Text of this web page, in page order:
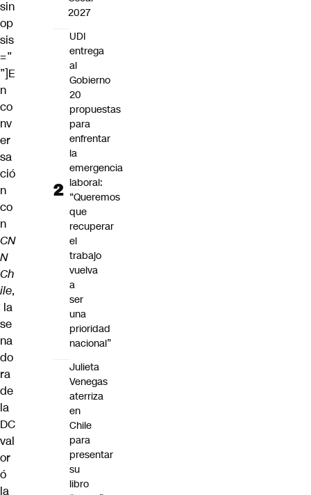
sin
op
sis
=”
”]E
n
co
nv
er
sa
ció
n
co
n
CN
N
Ch
ile,
la
se
na
do
ra
de
la
DC
val
or
ó
la
2027
UDI
entrega
al
Gobierno
20
propuestas
para
enfrentar
la
emergencia
laboral:
“Queremos
que
recuperar
el
trabajo
vuelva
a
ser
una
prioridad
nacional”
Julieta
Venegas
aterriza
en
Chile
para
presentar
su
libro